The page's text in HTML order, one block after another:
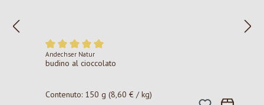
Valutazione media di 5 su 5 stelle
Andechser Natur
budino al cioccolato
Contenuto: 150 g(8,60 € / kg)